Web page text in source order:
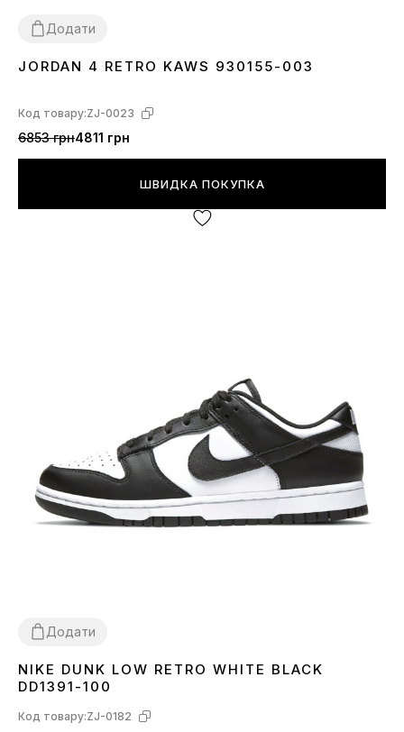
Додати
3738394041 4243 4445
JORDAN 4 RETRO KAWS 930155-003
Код товару:ZJ-0023
6853 грн4811 грн
ШВИДКА ПОКУПКА
Додати
3637 383940 4142 43 4445
NIKE DUNK LOW RETRO WHITE BLACK
DD1391-100
Код товару:ZJ-0182